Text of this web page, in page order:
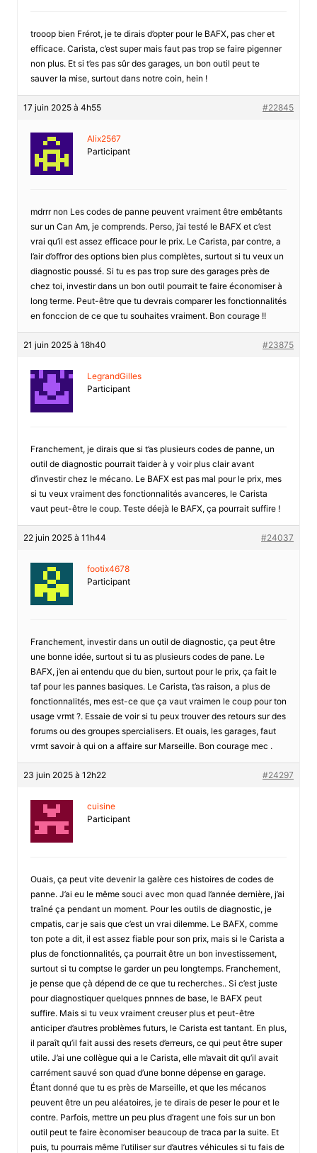
trooop bien Frérot, je te dirais d’opter pour le BAFX, pas cher et
efficace. Carista, c’est super mais faut pas trop se faire pigenner
non plus. Et si t’es pas sûr des garages, un bon outil peut te
sauver la mise, surtout dans notre coin, hein !
17 juin 2025 à 4h55 #22845
Alix2567
Participant
mdrrr non Les codes de panne peuvent vraiment être embêtants
sur un Can Am, je comprends. Perso, j’ai testé le BAFX et c’est
vrai qu’il est assez efficace pour le prix. Le Carista, par contre, a
l’air d’offror des options bien plus complètes, surtout si tu veux un
diagnostic poussé. Si tu es pas trop sure des garages près de
chez toi, investir dans un bon outil pourrait te faire économiser à
long terme. Peut-être que tu devrais comparer les fonctionnalités
en fonccion de ce que tu souhaites vraiment. Bon courage !!
21 juin 2025 à 18h40 #23875
LegrandGilles
Participant
Franchement, je dirais que si t’as plusieurs codes de panne, un
outil de diagnostic pourrait t’aider à y voir plus clair avant
d’investir chez le mécano. Le BAFX est pas mal pour le prix, mes
si tu veux vraiment des fonctionnalités avanceres, le Carista
vaut peut-être le coup. Teste déejà le BAFX, ça pourrait suffire !
22 juin 2025 à 11h44 #24037
footix4678
Participant
Franchement, investir dans un outil de diagnostic, ça peut être
une bonne idée, surtout si tu as plusieurs codes de pane. Le
BAFX, j’en ai entendu que du bien, surtout pour le prix, ça fait le
taf pour les pannes basiques. Le Carista, t’as raison, a plus de
fonctionnalités, mes est-ce que ça vaut vraimen le coup pour ton
usage vrmt ?. Essaie de voir si tu peux trouver des retours sur des
forums ou des groupes spercialisers. Et ouais, les garages, faut
vrmt savoir à qui on a affaire sur Marseille. Bon courage mec .
23 juin 2025 à 12h22 #24297
cuisine
Participant
Ouais, ça peut vite devenir la galère ces histoires de codes de
panne. J’ai eu le même souci avec mon quad l’année dernière, j’ai
traîné ça pendant un moment. Pour les outils de diagnostic, je
cmpatis, car je sais que c’est un vrai dilemme. Le BAFX, comme
ton pote a dit, il est assez fiable pour son prix, mais si le Carista a
plus de fonctionnalités, ça pourrait être un bon investissement,
surtout si tu comptse le garder un peu longtemps. Franchement,
je pense que çà dépend de ce que tu recherches.. Si c’est juste
pour diagnostiquer quelques pnnnes de base, le BAFX peut
suffire. Mais si tu veux vraiment creuser plus et peut-être
anticiper d’autres problèmes futurs, le Carista est tantant. En plus,
il paraît qu’il fait aussi des resets d’erreurs, ce qui peut être super
utile. J’ai une collègue qui a le Carista, elle m’avait dit qu’il avait
carrément sauvé son quad d’une bonne dépense en garage.
Étant donné que tu es près de Marseille, et que les mécanos
peuvent être un peu aléatoires, je te dirais de peser le pour et le
contre. Parfois, mettre un peu plus d’ragent une fois sur un bon
outil peut te faire èconomiser beaucoup de traca par la suite. Et
puis, tu pourrais même l’utiliser sur d’autres véhicules si tu fais de